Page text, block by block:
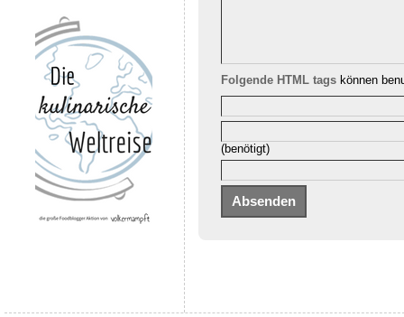
Folgende HTML tagskönnen
(benötigt)